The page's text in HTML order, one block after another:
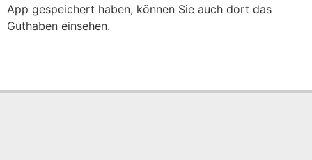
App gespeichert haben, können Sie auch dort das
Guthaben einsehen.